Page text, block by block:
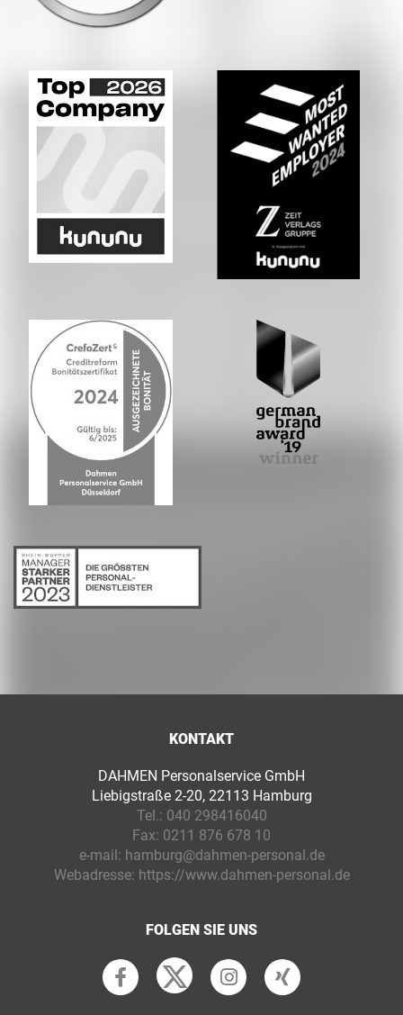
KONTAKT
DAHMEN Personalservice GmbH
Liebigstraße 2-20, 22113 Hamburg
Tel.: 040 298416040
Fax: 0211 876 678 10
e-mail: hamburg@dahmen-personal.de
Webadresse: https://www.dahmen-personal.de
FOLGEN SIE UNS